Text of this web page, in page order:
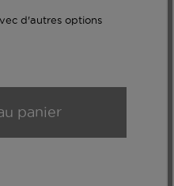
d'autres options
panier